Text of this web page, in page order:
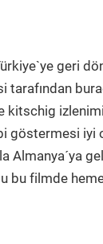
geri
kitschig
göstermesi
bu filmde